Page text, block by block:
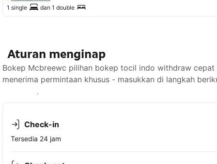
1 single dan 1 double
Aturan menginap
Bokep Mcbreewc pilihan bokep tocil indo withdraw
menerima permintaan khusus - masukkan di langkah
Lihat ketersediaan
Check-in
Tersedia 24 jam